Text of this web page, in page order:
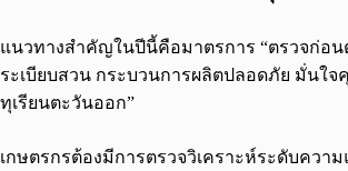
แนวทางสำคัญในปีนี้คือมาตรการ “ตรวจก่อน
ระเบียบสวน กระบวนการผลิตปลอดภัย มั่นใ
ทุเรียนตะวันออก”
เกษตรกรต้องมีการตรวจวิเคราะห์ระดับควา